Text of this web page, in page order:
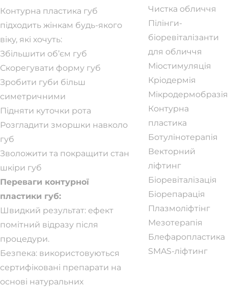
Контурна пластика губ
підходить жінкам будь-якого
віку, які хочуть:
Збільшити об’єм губ
Скорегувати форму губ
Зробити губи більш
симетричними
Підняти куточки рота
Розгладити зморшки навколо
губ
Зволожити та покращити стан
шкіри губ
Переваги контурної
пластики губ:
Швидкий результат: ефект
помітний відразу після
процедури.
Безпека: використовуються
сертифіковані препарати на
основі натуральних
Чистка обличчя
Пілінги-
біоревіталізанти
для обличчя
Міостимуляція
Кріодермія
Мікродермобразія
Контурна
пластика
Ботулінотерапія
Векторний
ліфтинг
Біоревіталізація
Біорепарація
Плазмоліфтінг
Мезотерапія
Блефаропластика
SMAS-ліфтинг